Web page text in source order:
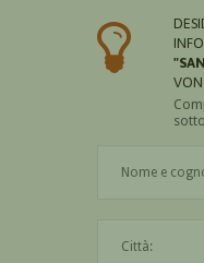
VON
sotto